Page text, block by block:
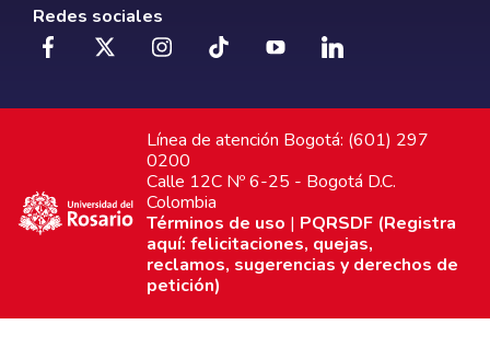
Redes sociales
Línea de atención Bogotá: (601) 297
0200
Calle 12C Nº 6-25 - Bogotá D.C.
Colombia
Términos de uso | PQRSDF (Registra
aquí: felicitaciones, quejas,
reclamos, sugerencias y derechos de
petición)